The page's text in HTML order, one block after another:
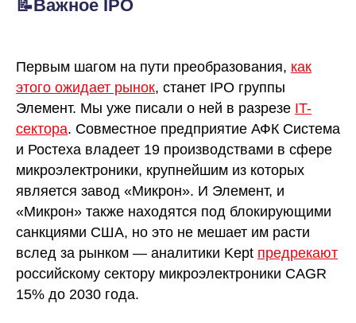
📝Важное IPO
Первым шагом на пути преобразования, как
этого ожидает рынок, станет IPO группы
Элемент. Мы уже писали о ней в разрезе IT-
сектора. Совместное предприятие АФК Система
и Ростеха владеет 19 производствами в сфере
микроэлектроники, крупнейшим из которых
является завод «Микрон». И Элемент, и
«Микрон» также находятся под блокирующими
санкциями США, но это не мешает им расти
вслед за рынком — аналитики Kept предрекают
российскому сектору микроэлектроники CAGR
15% до 2030 года.